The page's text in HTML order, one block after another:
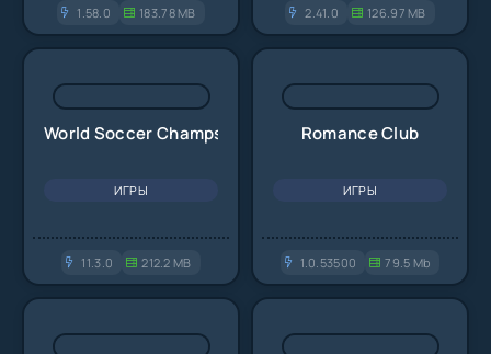
1.58.0 183.78 MB 2.41.0 126.97 MB
World Soccer Champs
ИГРЫ
11.3.0 212.2 MB
Romance Club
ИГРЫ
1.0.53500 79.5 Mb